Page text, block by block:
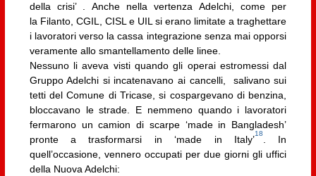
della crisi’ . Anche nella vertenza Adelchi, come per
la Filanto, CGIL, CISL e UIL si erano limitate a traghettare
i lavoratori verso la cassa integrazione senza mai opporsi
veramente allo smantellamento delle linee.
Nessuno li aveva visti quando gli operai estromessi dal
Gruppo Adelchi si incatenavano ai cancelli, salivano sui
tetti del Comune di Tricase, si cospargevano di benzina,
bloccavano le strade. E nemmeno quando i lavoratori
fermarono un camion di scarpe ‘made in Bangladesh’
pronte a trasformarsi in ‘made in Italy’
18
. In
quell’occasione, vennero occupati per due giorni gli uffici
della Nuova Adelchi: